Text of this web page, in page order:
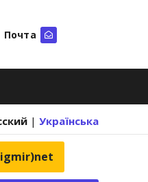
Почта
| Українська